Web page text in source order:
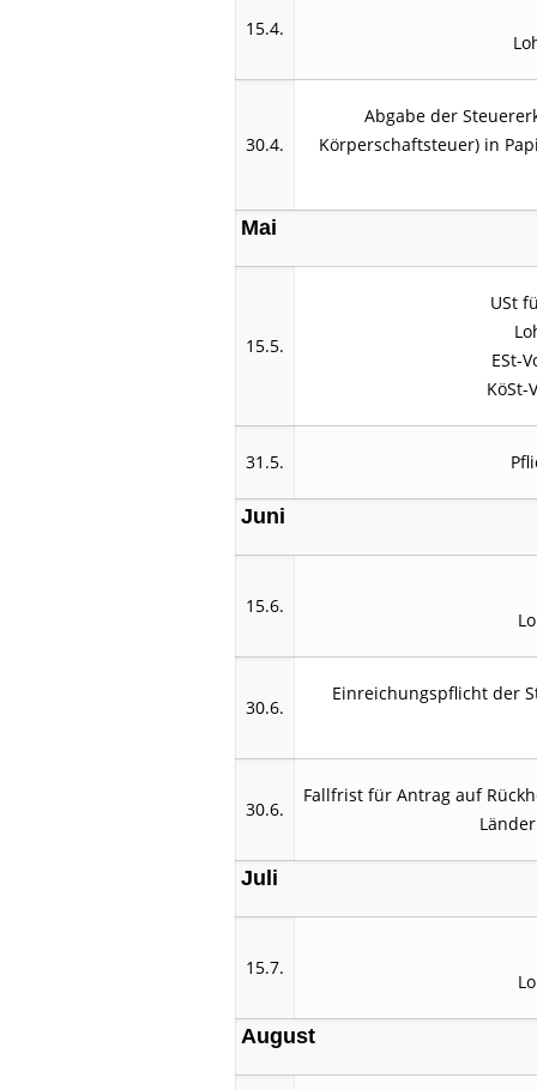
15.4.
30.4.
Abgabe der
Körperschaftsteuer) in
Mai
15.5.
USt
ESt-
KöSt-
31.5.
Juni
15.6.
30.6.
Einreichungspflicht der
30.6.
Fallfrist für Antrag auf
Juli
15.7.
August